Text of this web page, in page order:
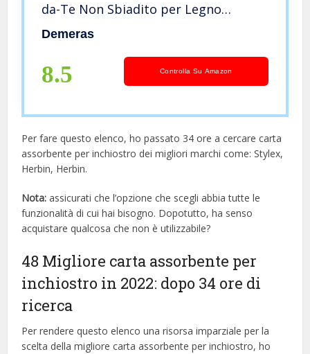
da-Te Non Sbiadito per Legno
Dipinto con Le Dita(1007 Provence,
Demeras
8.5 Controlla Su Amazon
Per fare questo elenco, ho passato 34 ore a cercare carta
assorbente per inchiostro dei migliori marchi come: Stylex,
Herbin, Herbin.
Nota: assicurati che l’opzione che scegli abbia tutte le
funzionalità di cui hai bisogno. Dopotutto, ha senso
acquistare qualcosa che non è utilizzabile?
48 Migliore carta assorbente per
inchiostro in 2022: dopo 34 ore di
ricerca
Per rendere questo elenco una risorsa imparziale per la
scelta della migliore carta assorbente per inchiostro, ​​ho